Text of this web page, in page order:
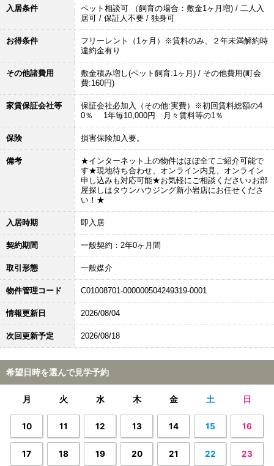
入居条件
ペット相談可 （飼育の場合：敷金1ヶ月増) / 二人入
居可 / 保証人不要 / 独身可
お得条件
フリーレント（1ヶ月）※賃料のみ、２年未満解約時
違約金有り
その他諸費用
敷金積み増し(ペット飼育:1ヶ月) / その他費用(町会
費:160円)
家賃保証会社等
保証会社必加入（その他:実費）※初回賃料総額の4
0％ 1年毎10,000円 月々賃料等の1％
保険 損害保険加入要。
備考
★インターネット上の物件はほぼ全てご紹介可能で
す★現地待ち合わせ、オンライン内見、オンライン
申し込みも対応可能★お気軽にご相談ください♪お部
屋探しはタウンハウジング新小岩店にお任せくださ
い！★
入居時期 即入居
契約期間 一般契約：2年0ヶ月間
取引形態 一般媒介
物件管理コード C01008701-000000504249319-0001
情報更新日 2026/08/04
次回更新予定 2026/08/18
希望日時を選んで見学予約
月 火 水 木 金 土 日
10 11 12 13 14 15 16
17 18 19 20 21 22 23